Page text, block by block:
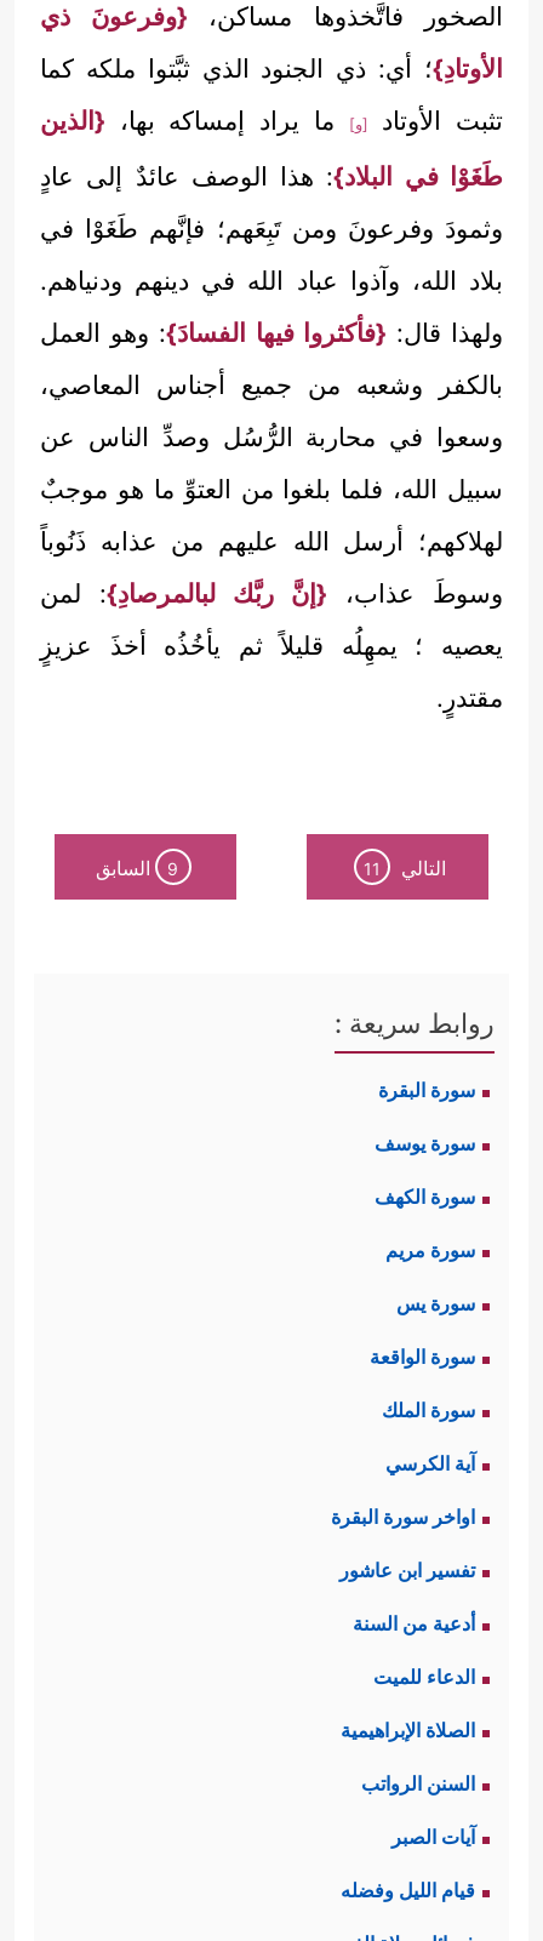
الصخور فاتَّخذوها مساكن، {وفرعونَ ذي
الأوتادِ}؛ أي: ذي الجنود الذي ثبَّتوا ملكه كما
تثبت الأوتاد
[و] ما يراد إمساكه بها، {الذين
طَغَوْا في البلاد}: هذا الوصف عائدٌ إلى عادٍ
وثمودَ وفرعونَ ومن تَبِعَهم؛ فإنَّهم طَغَوْا في
بلاد الله، وآذوا عباد الله في دينهم ودنياهم.
ولهذا قال: {فأكثروا فيها الفسادَ}: وهو العمل
بالكفر وشعبه من جميع أجناس المعاصي،
وسعوا في محاربة الرُّسُل وصدِّ الناس عن
سبيل الله، فلما بلغوا من العتوِّ ما هو موجبٌ
لهلاكهم؛ أرسل الله عليهم من عذابه ذَنُوباً
وسوطَ عذاب، {إنَّ ربَّك لبالمرصادِ}: لمن
يعصيه ؛ يمهِلُه قليلاً ثم يأخُذُه أخذَ عزيزٍ
مقتدرٍ.
التالي 11
9 السابق
روابط سريعة :
سورة البقرة
سورة يوسف
سورة الكهف
سورة مريم
سورة يس
سورة الواقعة
سورة الملك
آية الكرسي
اواخر سورة البقرة
تفسير ابن عاشور
أدعية من السنة
الدعاء للميت
الصلاة الإبراهيمية
السنن الرواتب
آيات الصبر
قيام الليل وفضله